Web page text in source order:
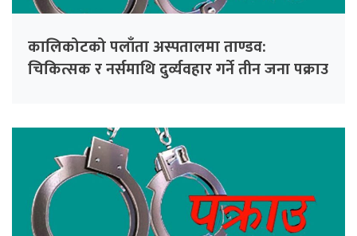
कालिकोटको पलाँता अस्पतालमा ताण्डव:
चिकित्सक र नर्समाथि दुर्व्यवहार गर्ने तीन जना पक्राउ